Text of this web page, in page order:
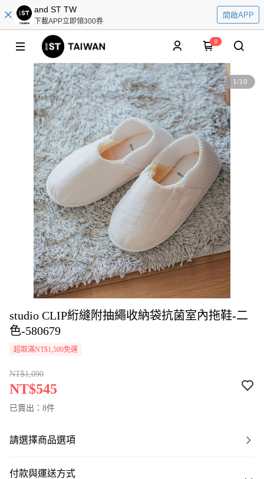
and ST TW
下載APP立即領300券
開啟APP
0
1/10
studio CLIP絎縫附抽繩收納袋抗菌室內拖鞋-二
色-580679
超取滿NT$1,500免運
NT$1,090
NT$545
已賣出：8件
請選擇商品選項
付款與運送方式